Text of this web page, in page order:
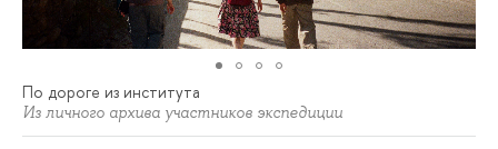
По дороге из института
Из личного архива участников экспедиции